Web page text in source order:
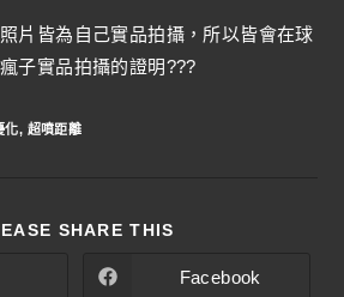
片皆為自己實品拍攝，所以皆會在球
子實品拍攝的證明???
化, 超噴距離
SHARE THIS
Facebook